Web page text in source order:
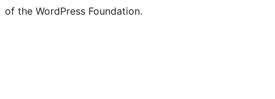
of the WordPress Foundation.